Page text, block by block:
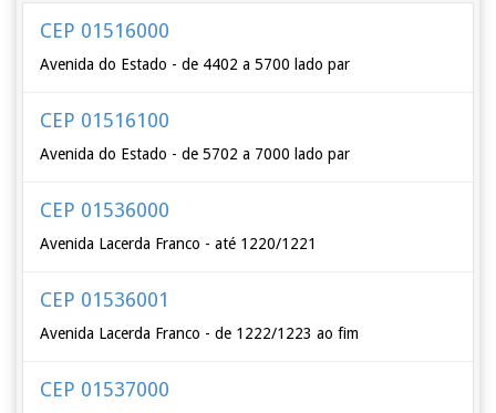
CEP 01516000
Avenida do Estado - de 4402 a 5700 lado par
CEP 01516100
Avenida do Estado - de 5702 a 7000 lado par
CEP 01536000
Avenida Lacerda Franco - até 1220/1221
CEP 01536001
Avenida Lacerda Franco - de 1222/1223 ao fim
CEP 01537000